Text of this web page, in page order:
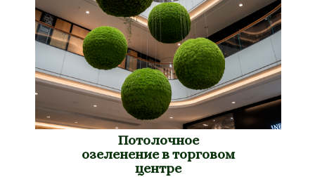
Потолочное
озеленение в торговом
центре